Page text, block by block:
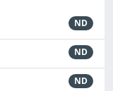
ND
ND
ND